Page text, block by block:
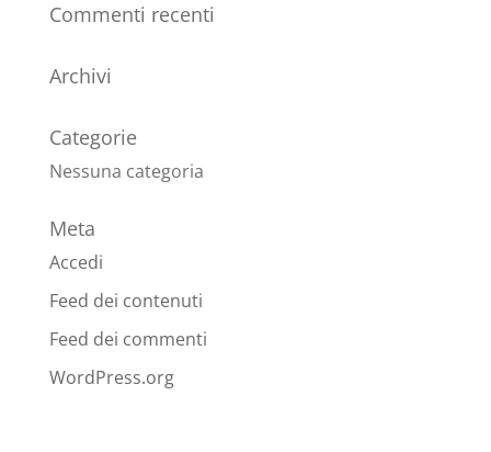
Commenti recenti
Archivi
Categorie
Nessuna categoria
Meta
Accedi
Feed dei contenuti
Feed dei commenti
WordPress.org